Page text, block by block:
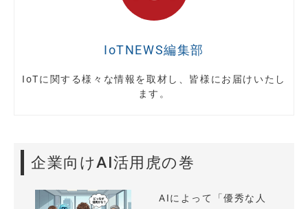
IoTNEWS編集部
IoTに関する様々な情報を取材し、皆様にお届けいたし
ます。
企業向けAI活用虎の巻
AIによって「優秀な人